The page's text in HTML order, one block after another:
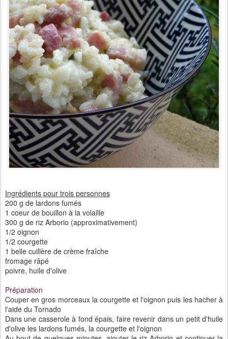
Ingrédients pour trois personnes
200 g de lardons fumés
1 coeur de bouillon à la volaille
300 g de riz Arborio (approximativement)
1/2 oignon
1/2 courgette
1 belle cuillère de crème fraîche
fromage râpé
poivre, huile d'olive
Préparation
Couper en gros morceaux la courgette et l'oignon puis les hacher à
l'aide du Tornado
Dans une casserole à fond épais, faire revenir dans un petit d'huile
d'olive les lardons fumés, la courgette et l'oignon